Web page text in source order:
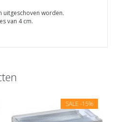
uitgeschoven worden.
van 4 cm.
SALE -15%